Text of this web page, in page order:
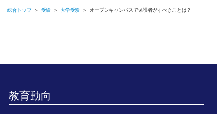
総合トップ ＞ 受験 ＞ 大学受験 ＞ オープンキャンパスで保護者がすべきことは？
教育動向